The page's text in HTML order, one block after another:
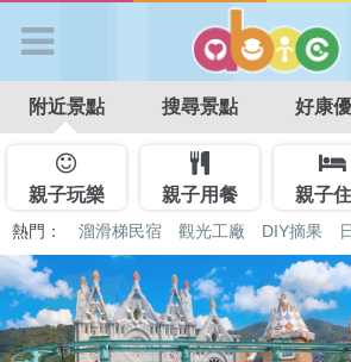
APP登入
首 頁
搜尋景點
好康優惠
附近景點 搜尋景點 好康
親子玩樂 親子用餐 親子
熱門： 溜滑梯民宿 觀光工廠 DIY摘果
特色遊戲場
親子住房優惠 台北親子餐廳 溫